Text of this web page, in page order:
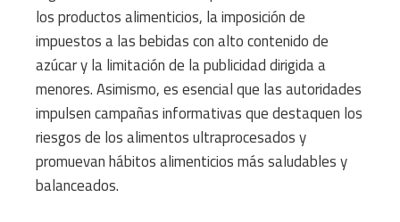
los productos alimenticios, la imposición de
impuestos a las bebidas con alto contenido de
azúcar y la limitación de la publicidad dirigida a
menores. Asimismo, es esencial que las autoridades
impulsen campañas informativas que destaquen los
riesgos de los alimentos ultraprocesados y
promuevan hábitos alimenticios más saludables y
balanceados.